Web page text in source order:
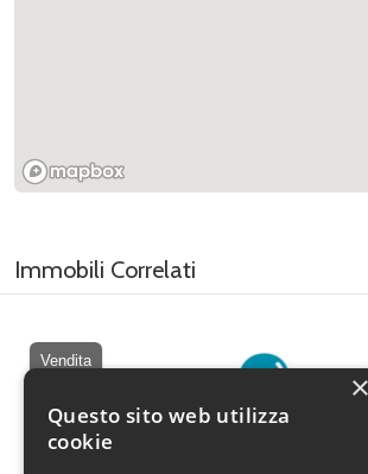
Immobili Correlati
Vendita
×
Questo sito web utilizza
cookie